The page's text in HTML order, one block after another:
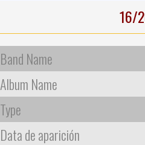
16/
Band Name
Album Name
Type
Data de aparición